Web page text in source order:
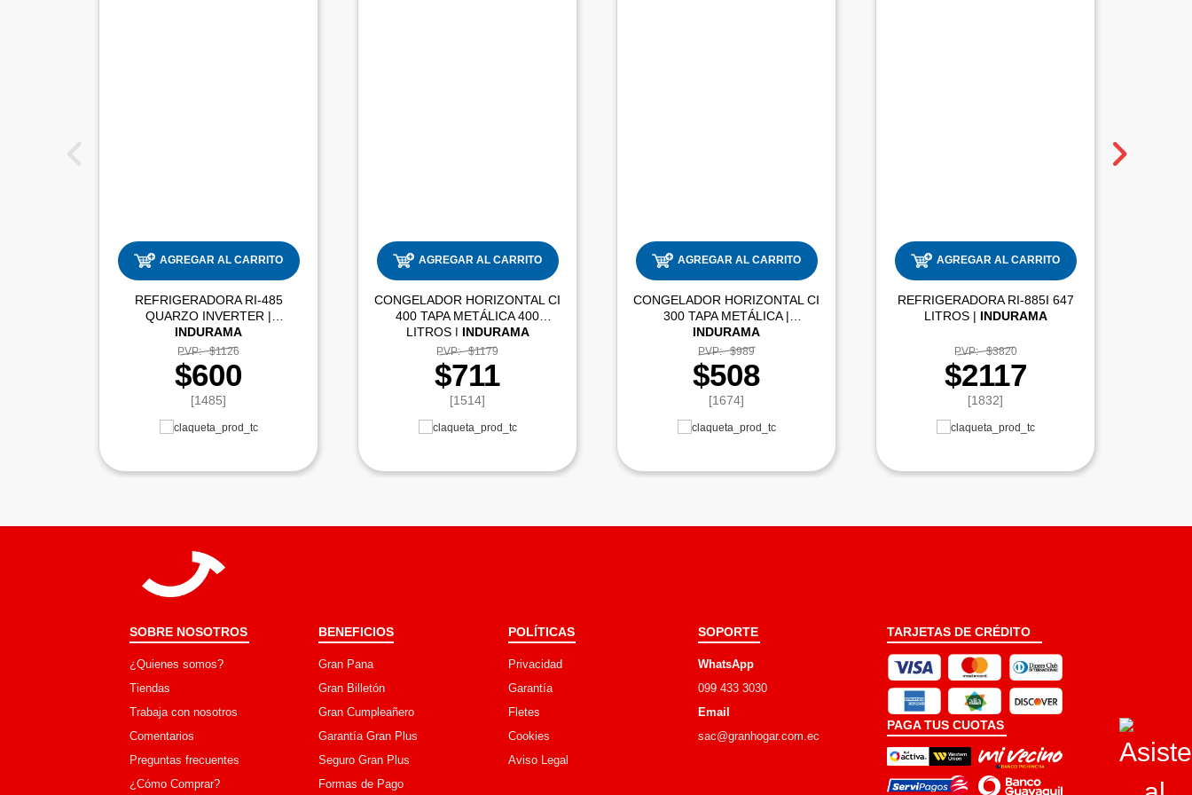
AGREGAR AL CARRITO
REFRIGERADORA RI-485
QUARZO INVERTER |
INDURAMA
PVP: $1126
$600
[1485]
AGREGAR AL CARRITO
CONGELADOR HORIZONTAL CI
400 TAPA METÁLICA 400
LITROS | INDURAMA
PVP: $1179
$711
[1514]
AGREGAR AL CARRITO
CONGELADOR HORIZONTAL CI
300 TAPA METÁLICA |
INDURAMA
PVP: $989
$508
[1674]
AGREGAR AL CARRITO
REFRIGERADORA RI-885I 647
LITROS | INDURAMA
PVP: $3820
$2117
[1832]
SOBRE NOSOTROS
¿Quienes somos?
Tiendas
Trabaja con nosotros
Comentarios
Preguntas frecuentes
¿Cómo Comprar?
BENEFICIOS
Gran Pana
Gran Billetón
Gran Cumpleañero
Garantía Gran Plus
Seguro Gran Plus
Formas de Pago
POLÍTICAS
Privacidad
Garantía
Fletes
Cookies
Aviso Legal
SOPORTE
WhatsApp
099 433 3030
Email
sac@granhogar.com.ec
TARJETAS DE CRÉDITO
PAGA TUS CUOTAS